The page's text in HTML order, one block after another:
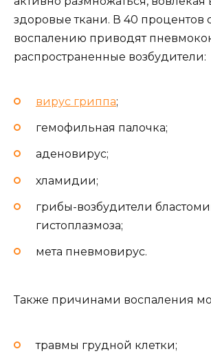
здоровые ткани. В 40 процентов
воспалению приводят
распространенные возбудители:
вирус гриппа;
гемофильная палочка;
аденовирус;
хламидии;
грибы-возбудители
гистоплазмоза;
мета пневмовирус.
Также причинами воспаления
травмы грудной клетки;